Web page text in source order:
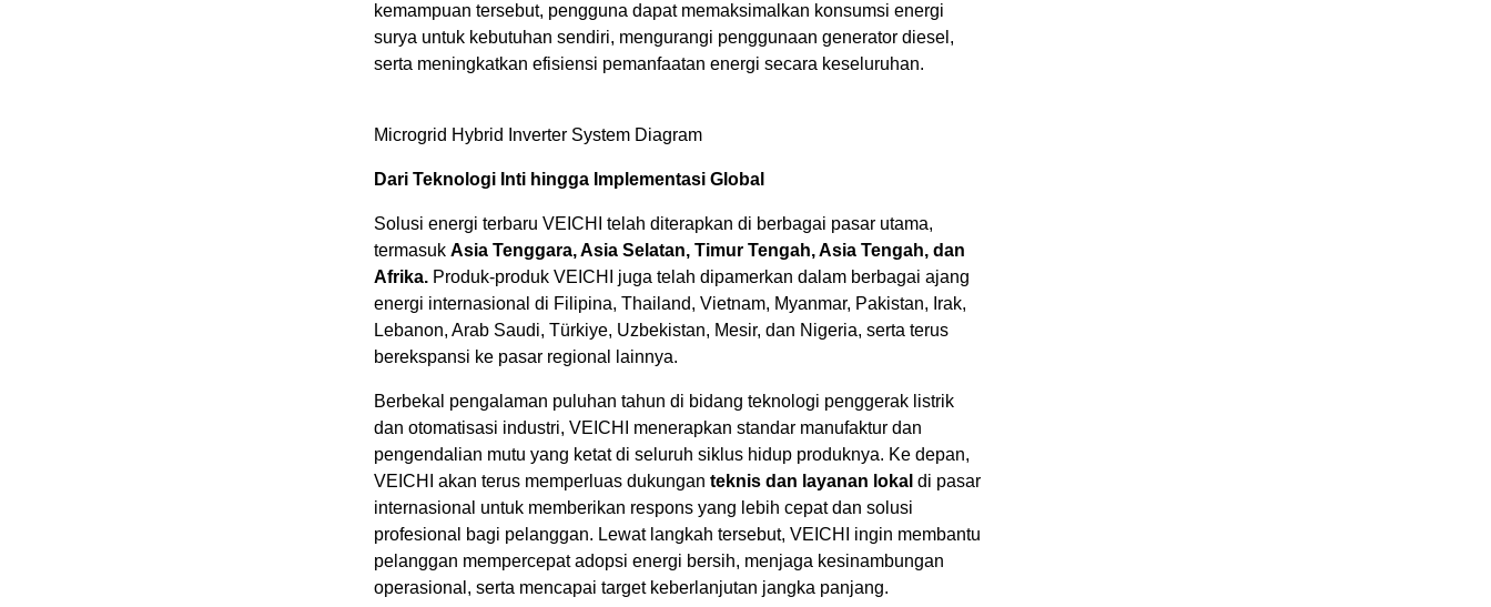
kemampuan tersebut, pengguna dapat memaksimalkan konsumsi energi
surya untuk kebutuhan sendiri, mengurangi penggunaan generator diesel,
serta meningkatkan efisiensi pemanfaatan energi secara keseluruhan.
Microgrid Hybrid Inverter System Diagram
Dari Teknologi Inti hingga Implementasi Global
Solusi energi terbaru VEICHI telah diterapkan di berbagai pasar utama,
termasuk Asia Tenggara, Asia Selatan, Timur Tengah, Asia Tengah, dan
Afrika. Produk-produk VEICHI juga telah dipamerkan dalam berbagai ajang
energi internasional di Filipina, Thailand, Vietnam, Myanmar, Pakistan, Irak,
Lebanon, Arab Saudi, Türkiye, Uzbekistan, Mesir, dan Nigeria, serta terus
berekspansi ke pasar regional lainnya.
Berbekal pengalaman puluhan tahun di bidang teknologi penggerak listrik
dan otomatisasi industri, VEICHI menerapkan standar manufaktur dan
pengendalian mutu yang ketat di seluruh siklus hidup produknya. Ke depan,
VEICHI akan terus memperluas dukungan teknis dan layanan lokal di pasar
internasional untuk memberikan respons yang lebih cepat dan solusi
profesional bagi pelanggan. Lewat langkah tersebut, VEICHI ingin membantu
pelanggan mempercepat adopsi energi bersih, menjaga kesinambungan
operasional, serta mencapai target keberlanjutan jangka panjang.